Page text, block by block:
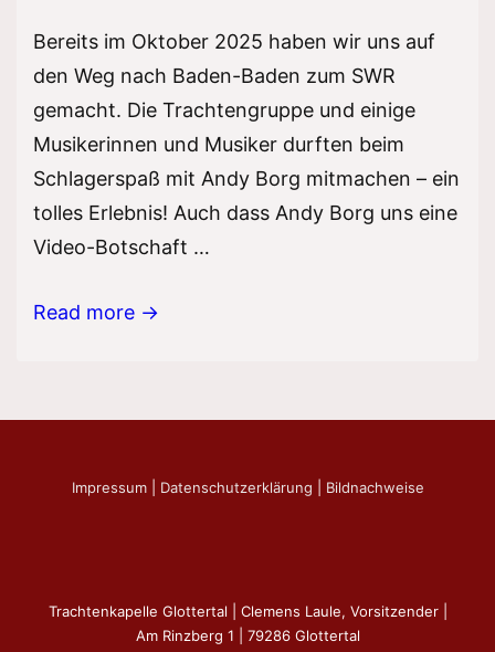
Bereits im Oktober 2025 haben wir uns auf
den Weg nach Baden-Baden zum SWR
gemacht. Die Trachtengruppe und einige
Musikerinnen und Musiker durften beim
Schlagerspaß mit Andy Borg mitmachen – ein
tolles Erlebnis! Auch dass Andy Borg uns eine
Video-Botschaft …
Schlagerspaß
Read more →
Impressum| Datenschutzerklärung Bildnachweise
Trachtenkapelle Glottertal | Clemens Laule, Vorsitzender |
Am Rinzberg 1 | 79286 Glottertal